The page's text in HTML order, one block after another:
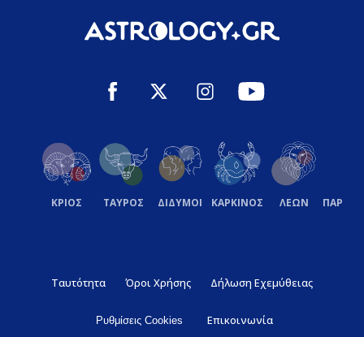
ΚΡΙΟΣ ΤΑΥΡΟΣ ΔΙΔΥΜΟΙ ΚΑΡΚΙΝΟΣ ΛΕΩΝ
Ταυτότητα Όροι Χρήσης Δήλωση Εχεμύθειας
Ρυθμίσεις Cookies Επικοινωνία